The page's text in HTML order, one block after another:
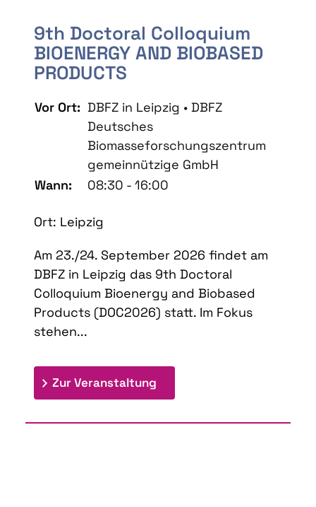
9th Doctoral Colloquium
BIOENERGY AND BIOBASED
PRODUCTS
Vor Ort: DBFZ in Leipzig • DBFZ
Deutsches
Biomasseforschungszentrum
gemeinnützige GmbH
Wann:
08:30 - 16:00
Ort: Leipzig
Am 23./24. September 2026 findet am
DBFZ in Leipzig das 9th Doctoral
Colloquium Bioenergy and Biobased
Products (DOC2026) statt. Im Fokus
stehen...
Zur Veranstaltung